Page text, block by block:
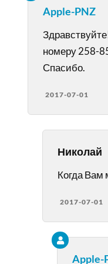
Apple-PNZ
номеру 258-
Спасибо.
2017-07-01
Николай
Когда Вам
2017-07-01
Apple-